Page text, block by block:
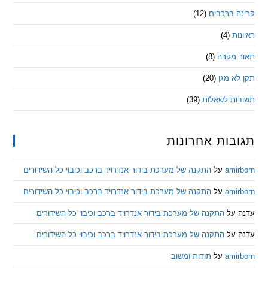
ברכבים (12)
(8)
מגן (20)
לשאלות (39)
אחרונות
עלהתקנה של מערכת בידור אנדרויד ברכב וכיבוי כל השידורים
עלהתקנה של מערכת בידור אנדרויד ברכב וכיבוי כל השידורים
התקנה של מערכת בידור אנדרויד ברכב וכיבוי כל השידורים
התקנה של מערכת בידור אנדרויד ברכב וכיבוי כל השידורים
עלתודות ומשוב